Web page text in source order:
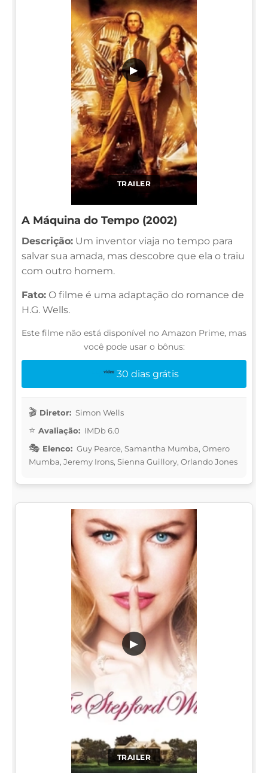
TRAILER
▶
A Máquina do Tempo (2002)
Descrição: Um inventor viaja no tempo para
salvar sua amada, mas descobre que ela o traiu
com outro homem.
Fato: O filme é uma adaptação do romance de
H.G. Wells.
Este filme não está disponível no Amazon Prime, mas
você pode usar o bônus:
30 dias grátis
Diretor: Simon Wells
Avaliação: IMDb 6.0
Elenco: Guy Pearce, Samantha Mumba, Omero
Mumba, Jeremy Irons, Sienna Guillory, Orlando Jones
TRAILER
▶